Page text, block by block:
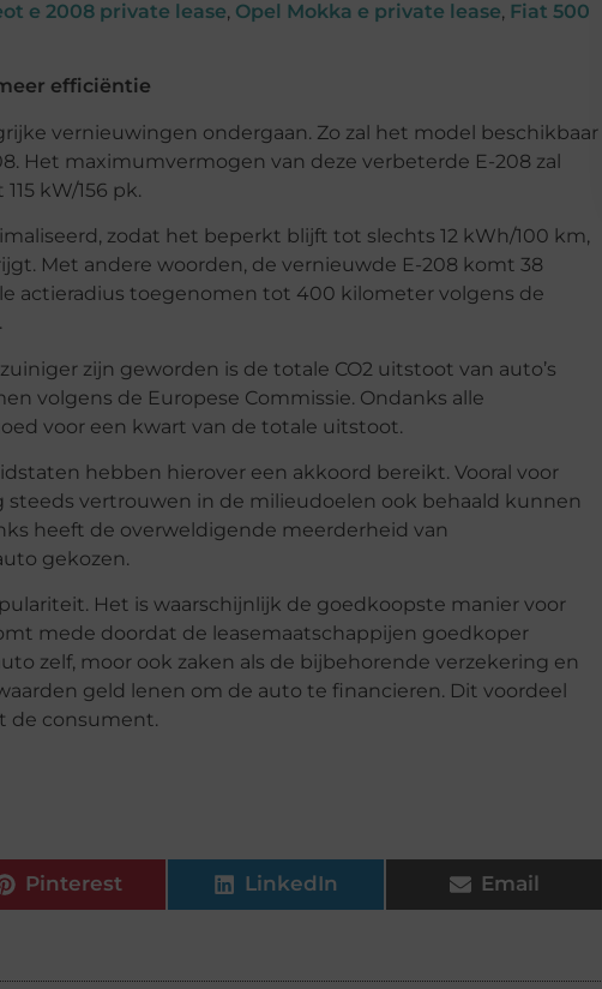
e 2008 private lease, Opel Mokka e private lease, Fiat 500
efficiëntie
vernieuwingen ondergaan. Zo zal het model beschikbaar
Het maximumvermogen van deze verbeterde E-208 zal
kW/156 pk.
zodat het beperkt blijft tot slechts 12 kWh/100 km,
Met andere woorden, de vernieuwde E-208 komt 38
actieradius toegenomen tot 400 kilometer volgens de
zijn geworden is de totale CO2 uitstoot van auto’s
volgens de Europese Commissie. Ondanks alle
voor een kwart van de totale uitstoot.
hebben hierover een akkoord bereikt. Vooral voor
vertrouwen in de milieudoelen ook behaald kunnen
heeft de overweldigende meerderheid van
gekozen.
Het is waarschijnlijk de goedkoopste manier voor
mede doordat de leasemaatschappijen goedkoper
zelf, moor ook zaken als de bijbehorende verzekering en
geld lenen om de auto te financieren. Dit voordeel
de consument.
Pinterest LinkedIn Email